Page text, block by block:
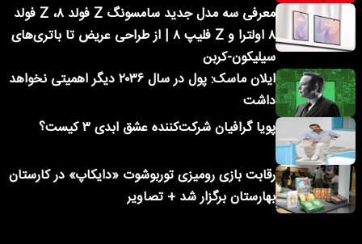
معرفی سه مدل جدید سامسونگ Z فولد ۸، Z فولد
۸ اولترا و Z فلیپ ۸ | از طراحی عریض تا باتری‌های
سیلیکون-کربن
ایلان ماسک: پول در سال ۲۰۳۶ دیگر اهمیتی نخواهد
داشت
پویا گرافیان شرکت‌کننده عشق ابدی ۳ کیست؟
رقابت بازی رومیزی توربوشوت «دایکاپ» در کارستان
بهارستان برگزار شد + تصاویر